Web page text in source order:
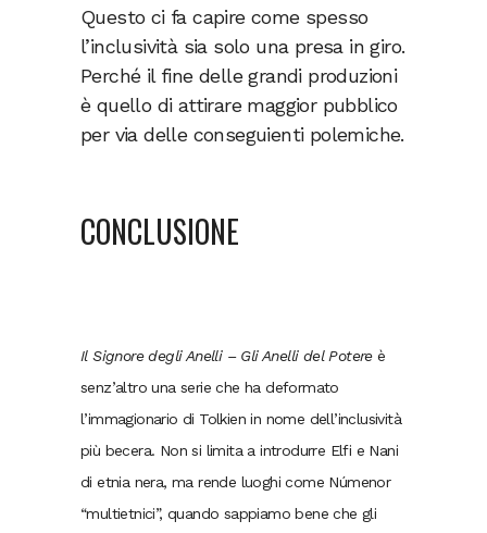
Questo ci fa capire come spesso
l’inclusività sia solo una presa in giro.
Perché il fine delle grandi produzioni
è quello di attirare maggior pubblico
per via delle conseguienti polemiche.
CONCLUSIONE
Il Signore degli Anelli – Gli Anelli del Potereè
senz’altro una serie che ha deformato
l’immagionario di Tolkien in nome dell’inclusività
più becera. Non si limita a introdurre Elfi e Nani
di etnia nera, ma rende luoghi come Númenor
“multietnici”, quando sappiamo bene che gli